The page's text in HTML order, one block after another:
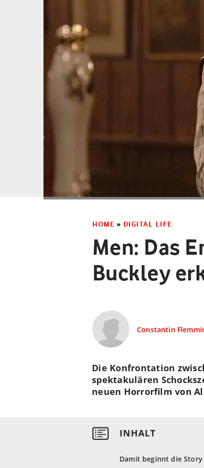
HOME » DIGITAL LIFE
Men: Das
Buckley
Constantin
Damit beginnt die Story
Die Konfrontation
spektakulären
neuen Horrorfilm von